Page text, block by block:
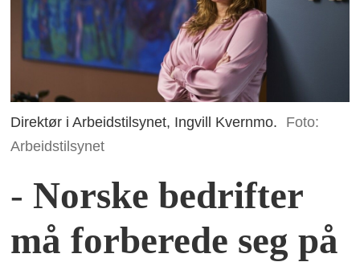
Direktør i Arbeidstilsynet, Ingvill Kvernmo.
Foto:
Arbeidstilsynet
- Norske bedrifter
må forberede seg på